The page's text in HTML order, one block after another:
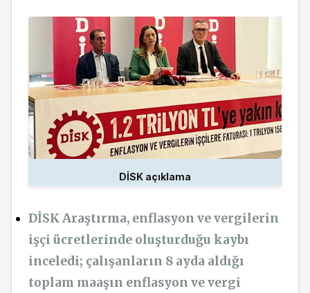
DİSK açıklama
DİSK Araştırma, enflasyon ve vergilerin
işçi ücretlerinde oluşturduğu kaybı
inceledi; çalışanların 8 ayda aldığı
toplam maaşın enflasyon ve vergi